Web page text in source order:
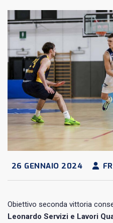
26 GENNAIO 2024
Obiettivo seconda vittoria
Leonardo Servizi e Lavori